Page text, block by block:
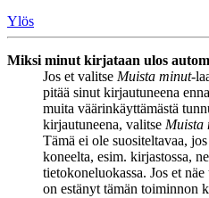
Ylös
Miksi minut kirjataan ulos
Jos et valitse Muista minut-
pitää sinut kirjautuneena
muita väärinkäyttämästä
kirjautuneena, valitse Muista
Tämä ei ole suositeltavaa,
koneelta, esim. kirjastossa,
tietokoneluokassa. Jos et
on estänyt tämän toiminnon